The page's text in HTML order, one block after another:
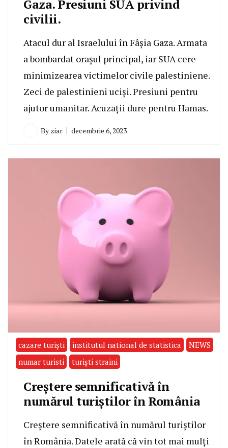
Gaza. Presiuni SUA privind
civilii.
Atacul dur al Israelului în Fâșia Gaza. Armata
a bombardat orașul principal, iar SUA cere
minimizearea victimelor civile palestiniene.
Zeci de palestinieni uciși. Presiuni pentru
ajutor umanitar. Acuzații dure pentru Hamas.
By ziar decembrie 6, 2023
cazare turiști institutul national de statistica
NEWS
numar turisti
turiști straini
Creștere semnificativă în
numărul turiștilor în România
Creștere semnificativă în numărul turiștilor
în România. Datele arată că vin tot mai mulți